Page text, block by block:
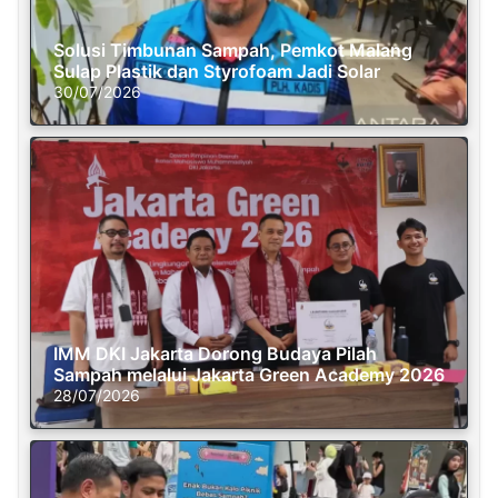
Solusi Timbunan Sampah, Pemkot Malang
Sulap Plastik dan Styrofoam Jadi Solar
30/07/2026
IMM DKI Jakarta Dorong Budaya Pilah
Sampah melalui Jakarta Green Academy 2026
28/07/2026